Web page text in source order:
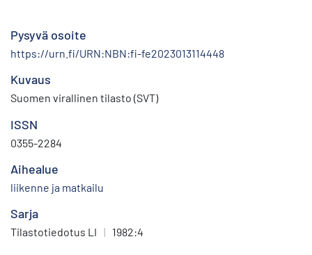
Pysyvä osoite
https://urn.fi/URN:NBN:fi-fe2023013114448
Kuvaus
Suomen virallinen tilasto (SVT)
ISSN
0355-2284
Aihealue
liikenne ja matkailu
Sarja
Tilastotiedotus LI | 1982:4